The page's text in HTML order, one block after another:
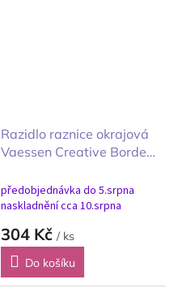
Razidlo raznice okrajová
Vaessen Creative Border
předobjednávka do 5.srpna
naskladnění cca 10.srpna
304 Kč / ks
Do košíku